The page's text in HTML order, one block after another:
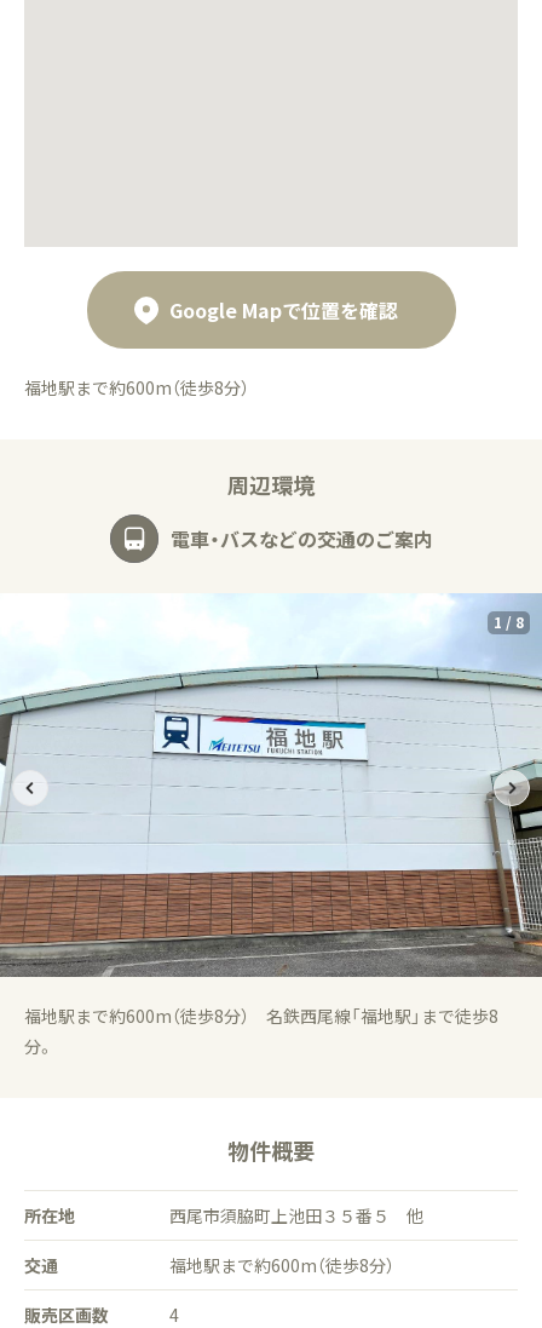
福地駅まで約600m（徒歩8分）
Google Mapで位置を確認
周辺環境
電車・バスなどの交通のご案内
福地駅まで約600m（徒歩8分） 名鉄西尾線「福地駅」まで徒歩8
分。
1 / 8
物件概要
所在地 西尾市須脇町上池田３５番５ 他
交通 福地駅まで約600m（徒歩8分）
販売区画数 4